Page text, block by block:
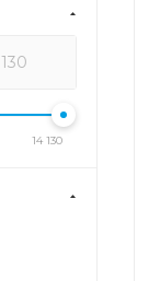
14 130